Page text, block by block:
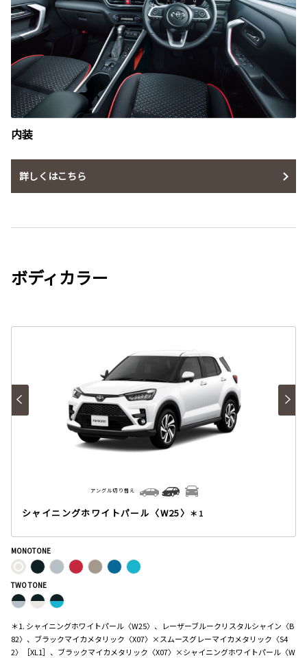
内装
詳しくはこちら
ボディカラー
シャイニングホワイトパール〈W25〉 ＊1
アングル切り替え
MONOTONE
TWO TONE
＊1. シャイニングホワイトパール〈W25〉、レーザーブルークリスタルシャイン〈B
82〉、ブラックマイカメタリック〈X07〉×スムースグレーマイカメタリック〈S4
2〉［XL1］、ブラックマイカメタリック〈X07〉×シャイニングホワイトパール〈W